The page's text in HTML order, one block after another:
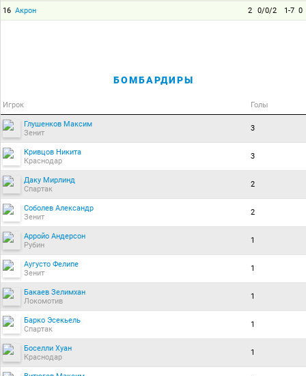
16 Акрон 2 0/0/2 1-7 0
БОМБАРДИРЫ
Игрок Голы
Глушенков Максим
Зенит
3
Кривцов Никита
Краснодар
3
Даку Мирлинд
Спартак
2
Соболев Александр
Зенит
2
Арройо Андерсон
Рубин
1
Аугусто Фелипе
Зенит
1
Бакаев Зелимхан
Локомотив
1
Барко Эсекьель
Спартак
1
Боселли Хуан
Краснодар
1